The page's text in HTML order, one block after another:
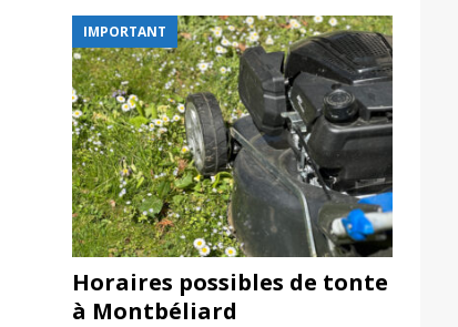
IMPORTANT
Horaires possibles de tonte
à Montbéliard